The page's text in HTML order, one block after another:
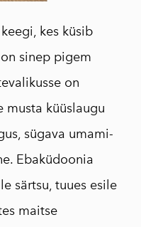
kes küsib
sinep pigem
on
musta küüslaugu
sügava umami-
Ebaküdoonia
särtsu, tuues esile
maitse